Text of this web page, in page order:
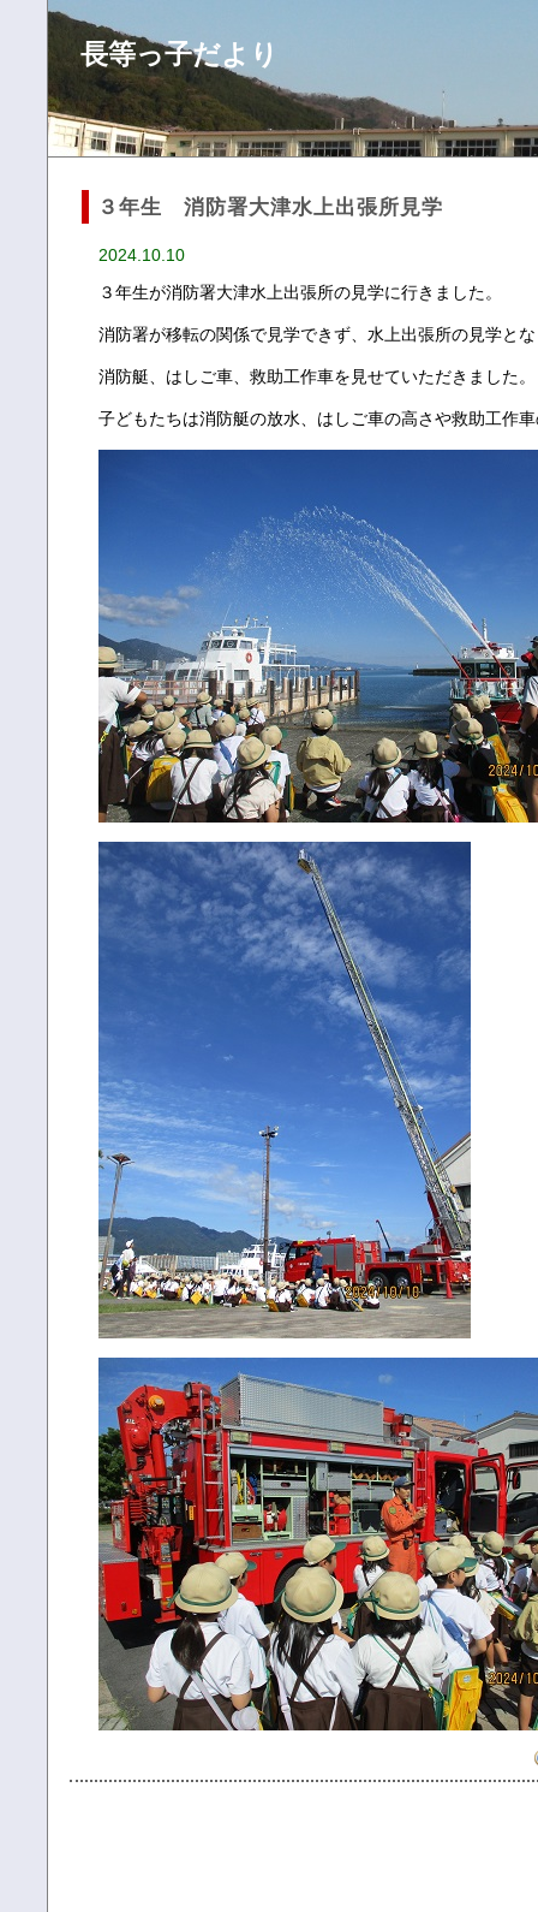
長等っ子だより
３年生 消防署大津水上出張所見学
2024.10.10
３年生が消防署大津水上出張所の見学に行きました。
消防署が移転の関係で見学できず、水上出張所の見学と
消防艇、はしご車、救助工作車を見せていただきました。
子どもたちは消防艇の放水、はしご車の高さや救助工作